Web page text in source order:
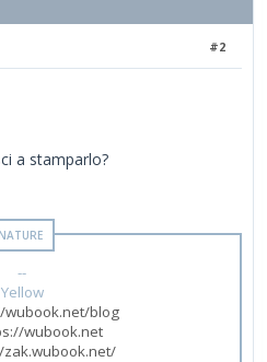
#2
a stamparlo?
--
Yellow
wubook.net/blog
wubook.net